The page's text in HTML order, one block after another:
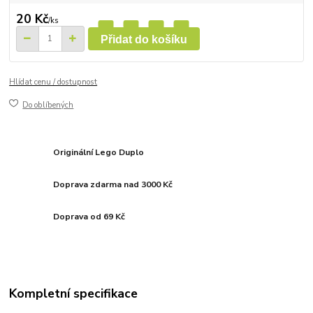
20 Kč/ks
Přidat do košíku
Hlídat cenu / dostupnost
Do oblíbených
Originální Lego Duplo
Doprava zdarma nad 3000 Kč
Doprava od 69 Kč
Kompletní specifikace